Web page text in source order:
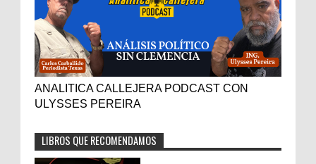
ANALITICA CALLEJERA PODCAST CON
ULYSSES PEREIRA
LIBROS QUE RECOMENDAMOS